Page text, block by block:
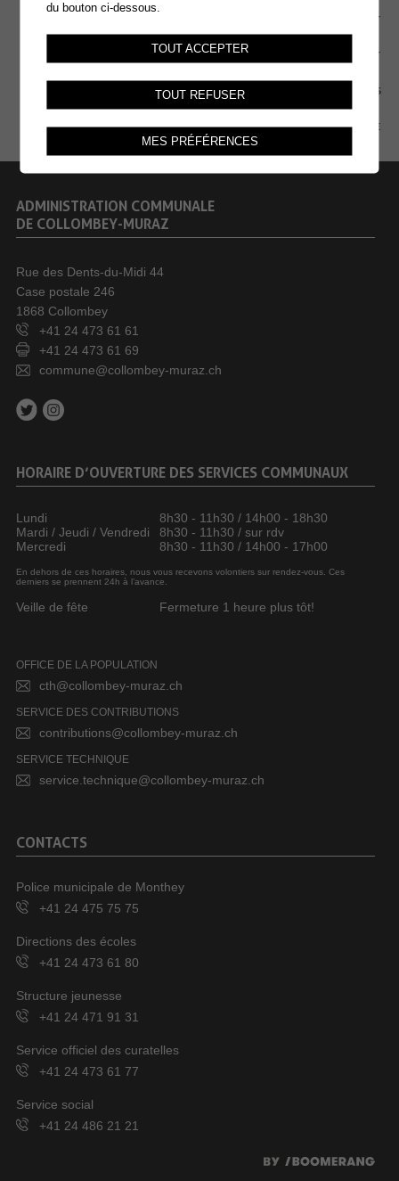
CONTACT
EXTRANET
MENTIONS LÉGALES
PLAN DU SITE
ADMINISTRATION COMMUNALE
DE COLLOMBEY-MURAZ
Rue des Dents-du-Midi 44
Case postale 246
1868 Collombey
+41 24 473 61 61
+41 24 473 61 69
commune@collombey-muraz.ch
HORAIRE D’OUVERTURE DES SERVICES COMMUNAUX
Lundi
8h30 - 11h30 / 14h00 - 18h30
Mardi / Jeudi / Vendredi
8h30 - 11h30 / sur rdv
Mercredi
8h30 - 11h30 / 14h00 - 17h00
En dehors de ces horaires, nous vous recevons volontiers sur rendez-vous. Ces
derniers se prennent 24h à l’avance.
Veille de fête Fermeture 1 heure plus tôt!
OFFICE DE LA POPULATION
cth@collombey-muraz.ch
SERVICE DES CONTRIBUTIONS
contributions@collombey-muraz.ch
SERVICE TECHNIQUE
service.technique@collombey-muraz.ch
CONTACTS
Police municipale de Monthey
+41 24 475 75 75
Directions des écoles
+41 24 473 61 80
Structure jeunesse
+41 24 471 91 31
Service officiel des curatelles
+41 24 473 61 77
Service social
+41 24 486 21 21
du bouton ci-dessous.
TOUT ACCEPTER
TOUT REFUSER
MES PRÉFÉRENCES